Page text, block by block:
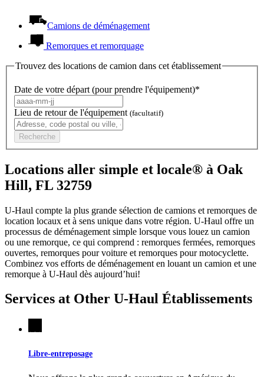
Camions de déménagement
Remorques et remorquage
Trouvez des locations de camion dans cet établissement
Date de votre départ (pour prendre l'équipement)*
Lieu de retour de l'équipement (facultatif)
Recherche
Locations aller simple et locale® à Oak
Hill, FL 32759
U-Haul compte la plus grande sélection de camions et remorques de
location locaux et à sens unique dans votre région. U-Haul offre un
processus de déménagement simple lorsque vous louez un camion
ou une remorque, ce qui comprend : remorques fermées, remorques
ouvertes, remorques pour voiture et remorques pour motocyclette.
Combinez vos efforts de déménagement en louant un camion et une
remorque à U-Haul dès aujourd’hui!
Services at Other U-Haul Établissements
Libre-entreposage